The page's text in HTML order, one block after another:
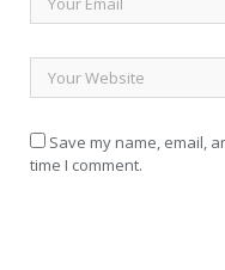
Save my name, email,
time I comment.